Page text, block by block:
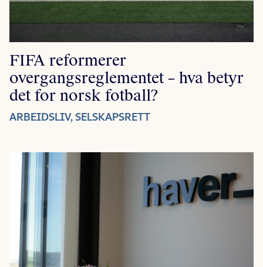
FIFA reformerer
overgangsreglementet – hva betyr
det for norsk fotball?
ARBEIDSLIV, SELSKAPSRETT